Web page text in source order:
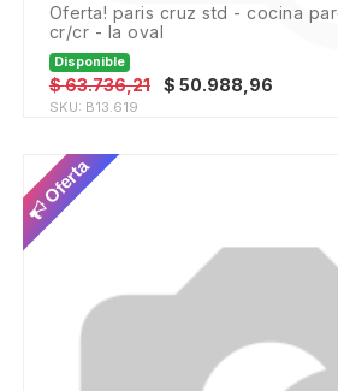
oferta! paris cruz std - cocina pared emb. pico alto
cr/cr - la oval
Disponible
$63.736,21 $ 50.988,96
SKU: B13.619
Oferta